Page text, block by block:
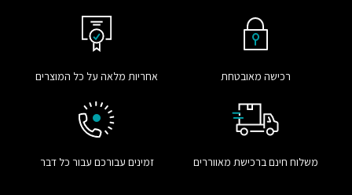
רכישה מאובטחת אחריות מלאה על כל המוצרים
משלוח חינם ברכישת מאווררים זמינים עבורכם עבור כל דבר